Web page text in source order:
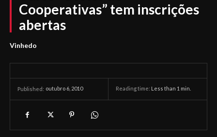
Cooperativas” tem inscrições
abertas
Vinhedo
Published: outubro 6, 2010 Reading time: Less than 1 min.